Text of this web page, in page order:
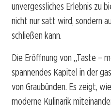
unvergessliches Erlebnis zu
nicht nur satt wird, sondern
schließen kann.
Die Eröffnung von „Taste –
spannendes Kapitel in der
von Graubünden. Es zeigt,
moderne Kulinarik